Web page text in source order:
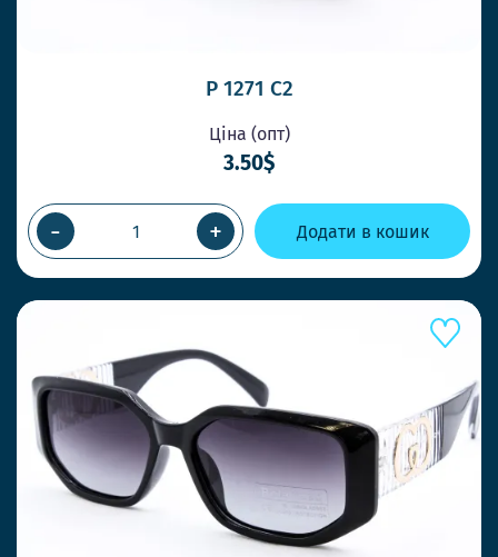
P 1271 C2
Ціна (опт)
3.50$
- + Додати в кошик